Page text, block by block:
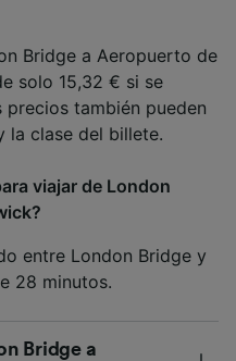
Bridge a Aeropuerto de
solo 15,32 € si se
precios también pueden
la clase del billete.
viajar de London
entre London Bridge y
28 minutos.
Bridge a